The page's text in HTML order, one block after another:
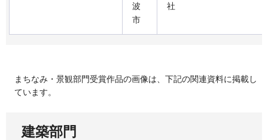
波
市
社
まちなみ・景観部門受賞作品の画像は、下記の関連資料に掲載し
ています。
建築部門